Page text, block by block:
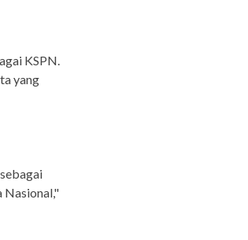
KSPN.
yang
Nasional,"